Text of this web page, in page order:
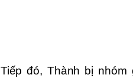
Tiếp đó, Thành bị